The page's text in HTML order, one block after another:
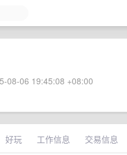
08-06 19:45:08 +08:00
好玩 工作信息 交易信息